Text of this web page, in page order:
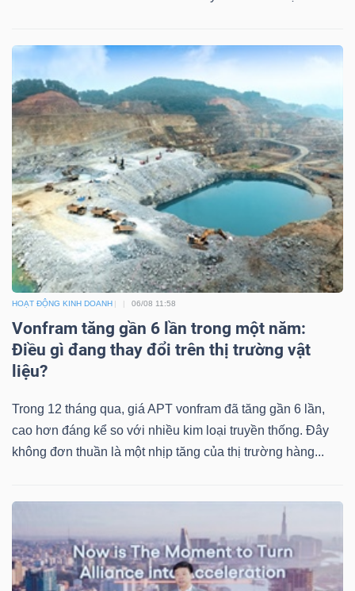
HOẠT ĐỘNG KINH DOANH 06/08 11:58
Vonfram tăng gần 6 lần trong một năm:
Điều gì đang thay đổi trên thị trường vật
liệu?
Trong 12 tháng qua, giá APT vonfram đã tăng gần 6 lần,
cao hơn đáng kể so với nhiều kim loại truyền thống. Đây
không đơn thuần là một nhịp tăng của thị trường hàng...